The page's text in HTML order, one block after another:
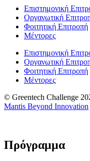
Επιστημονική
Οργανωτική
Φοιτητική Επιτροπή
Μέντορες
Επιστημονική
Οργανωτική
Φοιτητική Επιτροπή
Μέντορες
© Greentech Challenge
Mantis Beyond Innovation
Πρόγραμμα